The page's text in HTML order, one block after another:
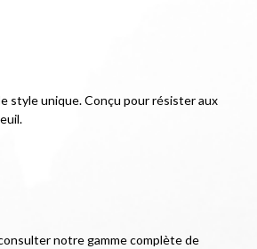
style unique. Conçu pour résister aux
notre gamme complète de